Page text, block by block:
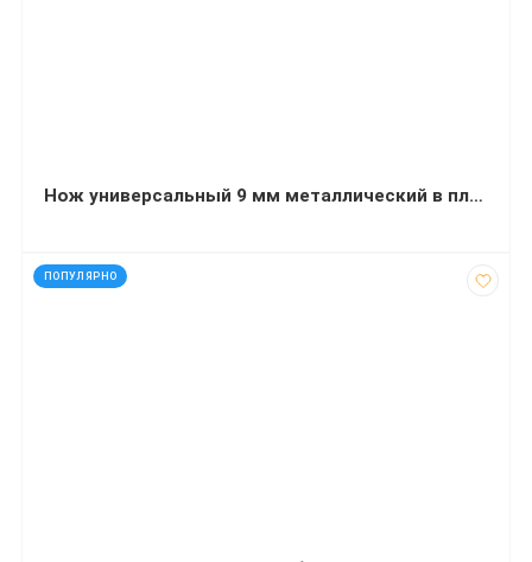
Нож универсальный 9 мм металлический в пластиковом корпусе с резиновыми вставками
ПОПУЛЯРНО
код: 11936